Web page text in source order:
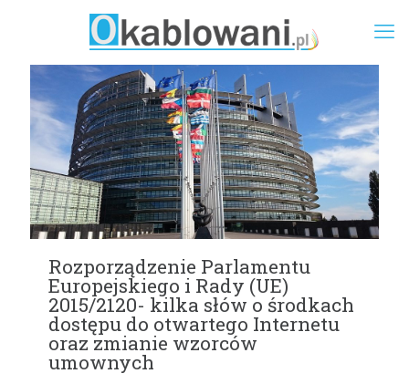
Rozporządzenie Parlamentu
Europejskiego i Rady (UE)
2015/2120- kilka słów o środkach
dostępu do otwartego Internetu
oraz zmianie wzorców
umownych